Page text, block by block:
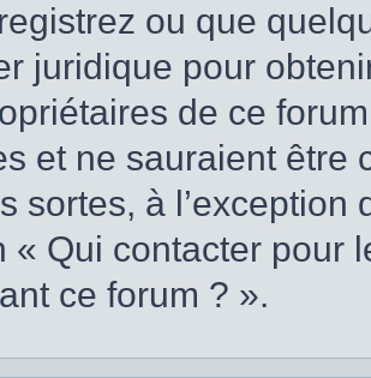
ou que
juridique pour
de ce
et ne sauraient être
sortes, à
« Qui contacter pour
ce forum ? ».